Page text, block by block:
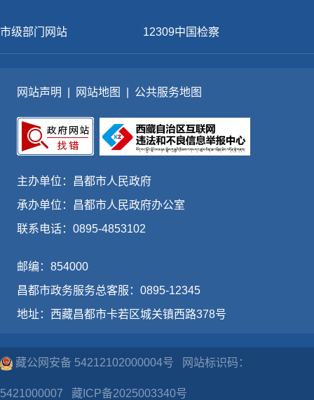
市级部门网站 12309中国检察
网站声明 网站地图 公共服务地图
主办单位：昌都市人民政府
承办单位：昌都市人民政府办公室
联系电话：0895-4853102
邮编：854000
昌都市政务服务总客服：0895-12345
地址：西藏昌都市卡若区城关镇西路378号
藏公网安备 54212102000004号 网站标识码：
5421000007 藏ICP备2025003340号